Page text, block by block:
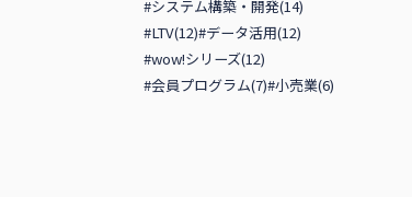
#システム構築・開発(14)
#LTV(12)#データ活用(12)
#wow!シリーズ(12)
#会員プログラム(7)#小売業(6)